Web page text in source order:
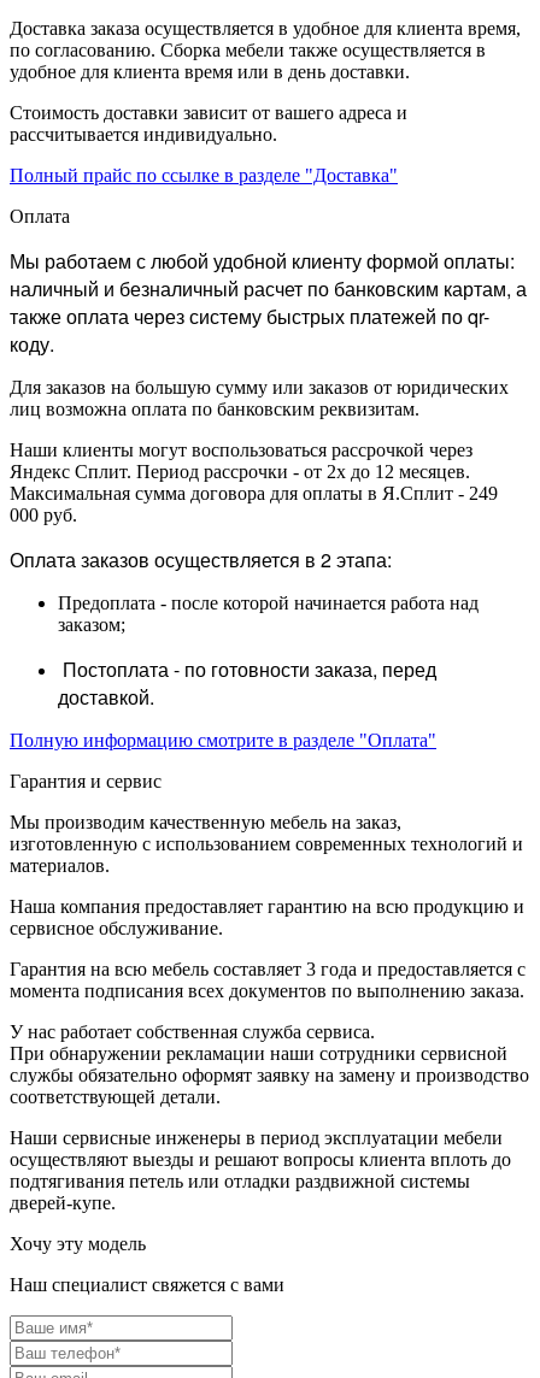
Доставка заказа осуществляется в удобное для клиента время,
по согласованию. Сборка мебели также осуществляется в
удобное для клиента время или в день доставки.
Стоимость доставки зависит от вашего адреса и
рассчитывается индивидуально.
Полный прайс по ссылке в разделе "Доставка"
Оплата
Мы работаем с любой удобной клиенту формой оплаты:
наличный и безналичный расчет по банковским картам, а
также оплата через систему быстрых платежей по qr-
коду.
Для заказов на большую сумму или заказов от юридических
лиц возможна оплата по банковским реквизитам.
Наши клиенты могут воспользоваться рассрочкой через
Яндекс Сплит. Период рассрочки - от 2х до 12 месяцев.
Максимальная сумма договора для оплаты в Я.Сплит - 249
000 руб.
Оплата заказов осуществляется в 2 этапа:
Предоплата - после которой начинается работа над
заказом;
Постоплата - по готовности заказа, перед
доставкой.
Полную информацию смотрите в разделе "Оплата"
Гарантия и сервис
Мы производим качественную мебель на заказ,
изготовленную с использованием современных технологий и
материалов.
Наша компания предоставляет гарантию на всю продукцию и
сервисное обслуживание.
Гарантия на всю мебель составляет 3 года и предоставляется с
момента подписания всех документов по выполнению заказа.
У нас работает собственная служба сервиса.
При обнаружении рекламации наши сотрудники сервисной
службы обязательно оформят заявку на замену и производство
соответствующей детали.
Наши сервисные инженеры в период эксплуатации мебели
осуществляют выезды и решают вопросы клиента вплоть до
подтягивания петель или отладки раздвижной системы
дверей-купе.
Хочу эту модель
Наш специалист свяжется с вами